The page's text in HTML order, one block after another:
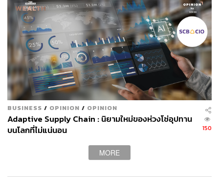
ต่อ และส่งเสริมให้พนักงานรู้สึกสะดวกใจที่จะแสวงหา
เครื่องมือจากกันและกัน
กำหนดแผนหลวมๆ แต่มีเป้าหมายที่ชัดเจน: เราทุกคน
เริ่มต้นจับพลัดจับผลู งมหาเครื่องมือต่างๆ เพื่อเรียนรู้ว่า
อะไรเป็นไปได้ และสิ่งไหนคือโอกาสที่ควรรีบคว้าเอา
ไว้ ผ่านการเริ่มใช้เครื่องมือฟรีก่อนที่จะเลือกตัดสินใจ
ลงทุนใช้งบประมาณซื้อเครื่องมือที่เข้ากับการทำงาน
นั้นๆ สิ่งสำคัญคือ ผู้นำต้องมีความตั้งใจที่แน่วแน่ในการ
เลือกสิ่งที่ดีที่สุด หรือการทำโครงการนำร่องเพื่อให้วิสัย
ทัศน์ที่ตั้งไว้บรรลุผลได้
สื่อสารความคาดหวังและประโยชน์ที่จะได้: ผู้นำ
การทำงานรายบุคคลและทั้งองค์กรจากการใช้ AI เน้น
ย้ำว่า AI สามารถยกระดับผลิตผลของงานได้อย่างไร ทั้ง
BUSINESS / OPINION / OPINION
Adaptive Supply Chain : นิยามใหม่ของห่วงโซ่อุปทาน
บนโลกที่ไม่แน่นอน
150
MORE